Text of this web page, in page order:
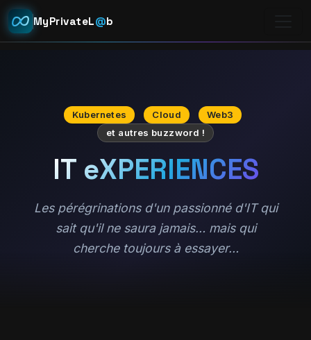
MyPrivateL@b
Kubernetes Cloud
Web3
et autres buzzword !
IT eXPERIENCES
Les pérégrinations d'un passionné d'IT qui
sait qu'il ne saura jamais… mais qui
cherche toujours à essayer…